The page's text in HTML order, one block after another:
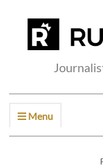
Menu